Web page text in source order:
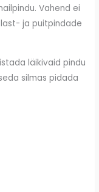
Vahend ei
ja puitpindade
läikivaid pindu
silmas pidada